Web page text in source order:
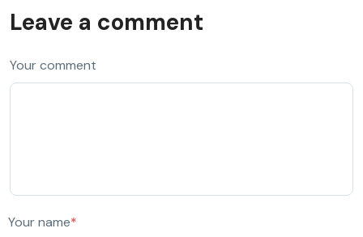
Leave a comment
Your comment
Your name*